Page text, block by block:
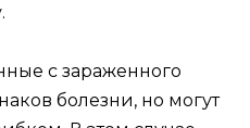
с зараженного
болезни, но могут